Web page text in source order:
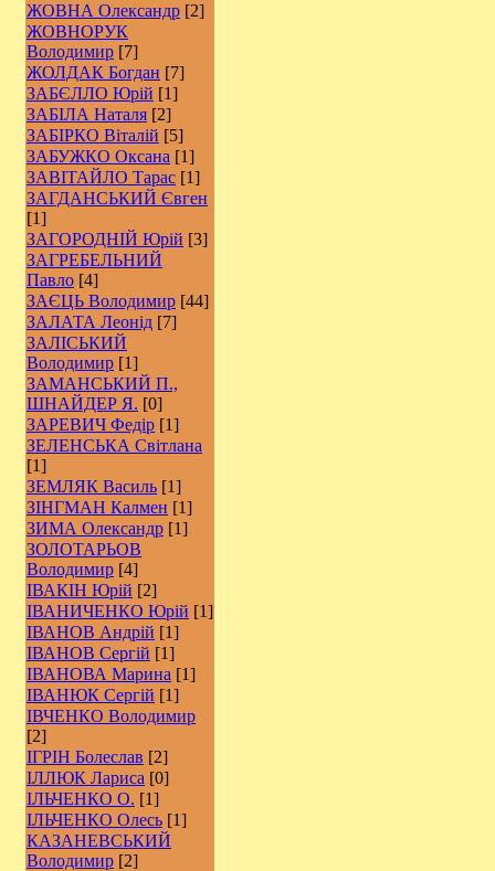
ЖОВНА Олександр [2]
ЖОВНОРУК
Володимир [7]
ЖОЛДАК Богдан [7]
ЗАБЄЛЛО Юрій [1]
ЗАБІЛА Наталя [2]
ЗАБІРКО Віталій [5]
ЗАБУЖКО Оксана [1]
ЗАВІТАЙЛО Тарас [1]
ЗАГДАНСЬКИЙ Євген
[1]
ЗАГОРОДНІЙ Юрій [3]
ЗАГРЕБЕЛЬНИЙ
Павло [4]
ЗАЄЦЬ Володимир [44]
ЗАЛАТА Леонід [7]
ЗАЛІСЬКИЙ
Володимир [1]
ЗАМАНСЬКИЙ П.,
ШНАЙДЕР Я. [0]
ЗАРЕВИЧ Федір [1]
ЗЕЛЕНСЬКА Світлана
[1]
ЗЕМЛЯК Василь [1]
ЗІНГМАН Калмен [1]
ЗИМА Олександр [1]
ЗОЛОТАРЬОВ
Володимир [4]
ІВАКІН Юрій [2]
ІВАНИЧЕНКО Юрій [1]
ІВАНОВ Андрій [1]
ІВАНОВ Сергій [1]
ІВАНОВА Марина [1]
ІВАНЮК Сергій [1]
ІВЧЕНКО Володимир
[2]
ІГРІН Болеслав [2]
ІЛЛЮК Лариса [0]
ІЛЬЧЕНКО О. [1]
ІЛЬЧЕНКО Олесь [1]
КАЗАНЕВСЬКИЙ
Володимир [2]